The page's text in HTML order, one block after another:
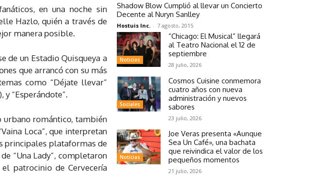
en una noche sin
Hazlo, quién a través de
manera posible.
de un Estadio Quisqueya a
que arrancó con su más
como “Déjate llevar”
“Esperándote”.
urbano romántico, también
Loca”, que interpretan
principales plataformas de
“Una Lady”, completaron
patrocinio de Cervecería
Shadow Blow Cumplió al llevar un Concierto
Decente al Nuryn Sanlley
Hostuis Inc. - 7 agosto, 2015
Noticias
“Chicago: El Musical” llegará
al Teatro Nacional el 12 de
septiembre
28 julio, 2026
Sociales
Cosmos Cuisine conmemora
cuatro años con nueva
administración y nuevos
sabores
23 julio, 2026
Noticias
Joe Veras presenta «Aunque
Sea Un Café», una bachata
que reivindica el valor de los
pequeños momentos
21 julio, 2026